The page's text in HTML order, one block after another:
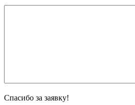
Спасибо за заявку!